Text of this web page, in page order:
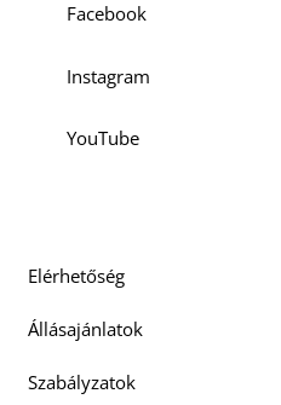
Facebook
Instagram
YouTube
Elérhetőség
Állásajánlatok
Szabályzatok